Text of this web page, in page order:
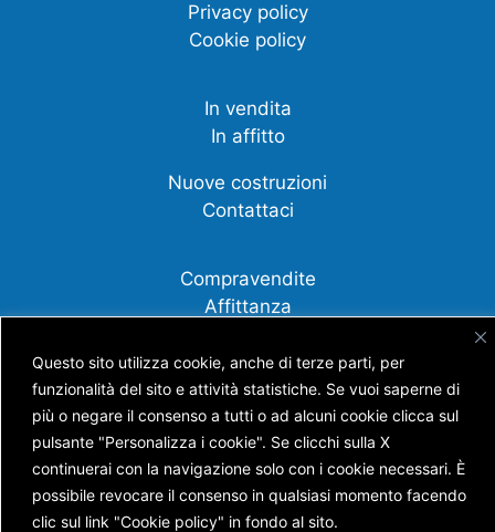
Questo sito utilizza cookie, anche di terze parti, per
funzionalità del sito e attività statistiche. Se vuoi saperne di
più o negare il consenso a tutti o ad alcuni cookie clicca sul
pulsante "Personalizza i cookie". Se clicchi sulla X
continuerai con la navigazione solo con i cookie necessari. È
possibile revocare il consenso in qualsiasi momento facendo
clic sul link "Cookie policy" in fondo al sito.
Privacy policy
Cookie policy
In vendita
In affitto
Nuove costruzioni
Contattaci
Compravendite
Affittanza
Cessione d'azienda
Scopri tutti i nostri servizi
Copyright © AGENZIA IMMOBILIARE BATTISTI S.N.C.
DI BATTISTI NICOLA E GUERRA ANDREA